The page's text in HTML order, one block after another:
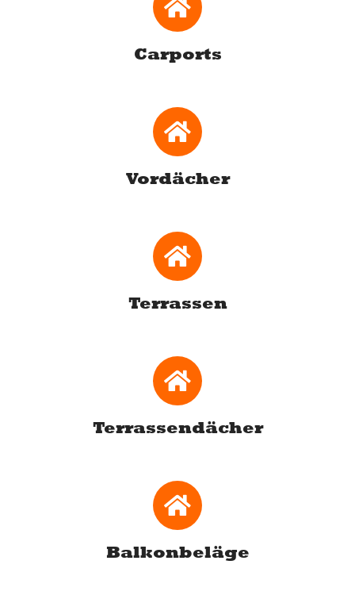
Carports
Vordächer
Terrassen
Terrassendächer
Balkonbeläge